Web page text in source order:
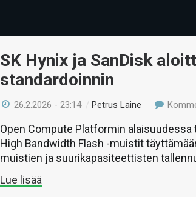
SK Hynix ja SanDisk
standardoinnin
26.2.2026 - 23:14 /Petrus Laine
Open Compute Platformin
High Bandwidth Flash -muistit
muistien ja suurikapasiteettisten
Lue lisää